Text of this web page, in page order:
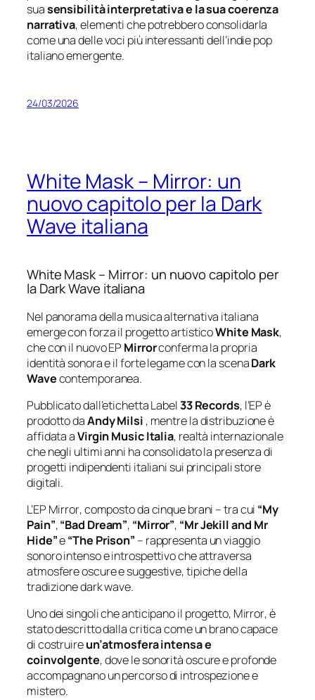
suasensibilità interpretativa e la sua coerenza
narrativa, elementi che potrebbero consolidarla
come una delle voci più interessanti dell’indie pop
italiano emergente.
24/03/2026
White Mask – Mirror: un
nuovo capitolo per la Dark
Wave italiana
WhiteMask – Mirror: un nuovocapitoloper
laDarkWave italiana
Nel panoramadella musicaalternativa italiana
emergeconforzail progettoartisticoWhite Mask,
checonil nuovoEPMirrorconfermala propria
identità sonoraeilfortelegameconla scenaDark
Wavecontemporanea.
Pubblicatodall’etichetta Label33 Records, l’EPè
prodottodaAndy Milsi , mentreladistribuzioneè
affidataaVirgin Music Italia, realtà internazionale
chenegli ultimianni haconsolidatola presenzadi
progetti indipendenti italiani sui principalistore
digitali.
L’EPMirror,compostodacinquebrani –tracui “My
Pain”,“Bad Dream”, “Mirror”, “MrJekilland Mr
Hide”e“The Prison” – rappresenta unviaggio
sonorointensoeintrospettivocheattraversa
atmosfereoscureesuggestive,tipichedella
tradizionedarkwave.
Unodei singolicheanticipanoil progetto, Mirror,è
statodescrittodallacriticacomeunbranocapace
dicostruireun’atmosferaintensae
coinvolgente,dovelesonoritàoscureeprofonde
accompagnanounpercorsodi introspezionee
mistero.